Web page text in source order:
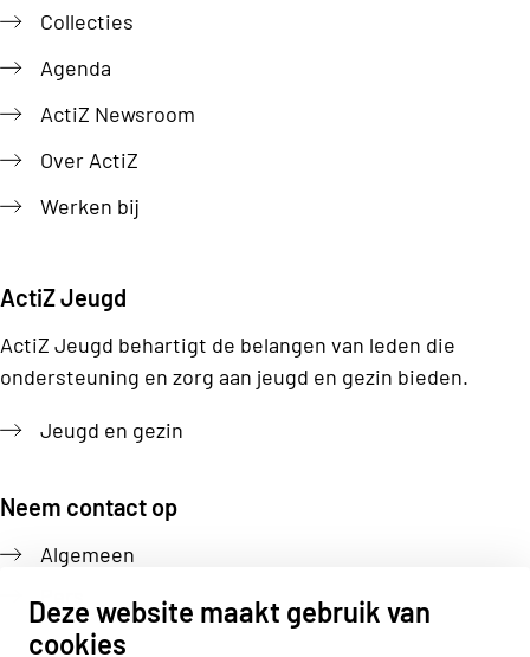
Deze website maakt gebruik van
cookies
Collecties
Agenda
ActiZ Newsroom
Over ActiZ
Werken bij
ActiZ Jeugd
ActiZ Jeugd behartigt de belangen van leden die
ondersteuning en zorg aan jeugd en gezin bieden.
Jeugd en gezin
Neem contact op
Algemeen
Pers